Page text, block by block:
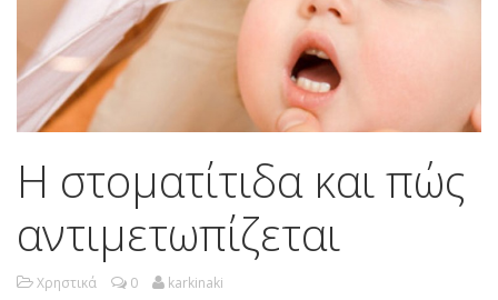
Η στοματίτιδα και πώς
αντιμετωπίζεται
Χρηστικά 0 karkinaki